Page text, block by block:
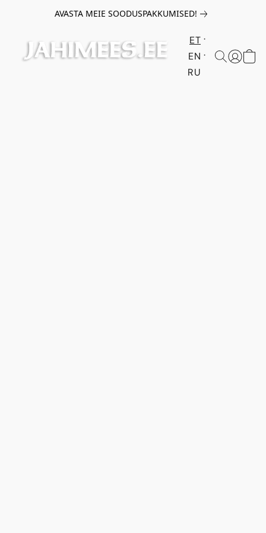
AVASTA MEIE SOODUSPAKKUMISED!
ET
EN
RU